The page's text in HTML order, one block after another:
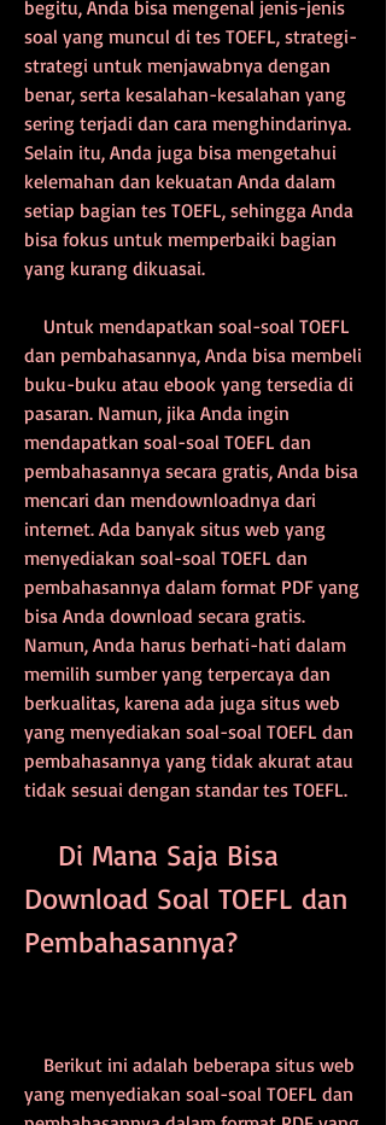
begitu, Anda bisa mengenal jenis-jenis
soal yang muncul di tes TOEFL, strategi-
strategi untuk menjawabnya dengan
benar, serta kesalahan-kesalahan yang
sering terjadi dan cara menghindarinya.
Selain itu, Anda juga bisa mengetahui
kelemahan dan kekuatan Anda dalam
setiap bagian tes TOEFL, sehingga Anda
bisa fokus untuk memperbaiki bagian
yang kurang dikuasai.
dan pembahasannya, Anda bisa membeli
buku-buku atau ebook yang tersedia di
pasaran. Namun, jika Anda ingin
mendapatkan soal-soal TOEFL dan
pembahasannya secara gratis, Anda bisa
mencari dan mendownloadnya dari
internet. Ada banyak situs web yang
menyediakan soal-soal TOEFL dan
pembahasannya dalam format PDF yang
bisa Anda download secara gratis.
Namun, Anda harus berhati-hati dalam
memilih sumber yang terpercaya dan
berkualitas, karena ada juga situs web
yang menyediakan soal-soal TOEFL dan
pembahasannya yang tidak akurat atau
tidak sesuai dengan standar tes TOEFL.
Download Soal TOEFL dan
Pembahasannya?
yang menyediakan soal-soal TOEFL dan